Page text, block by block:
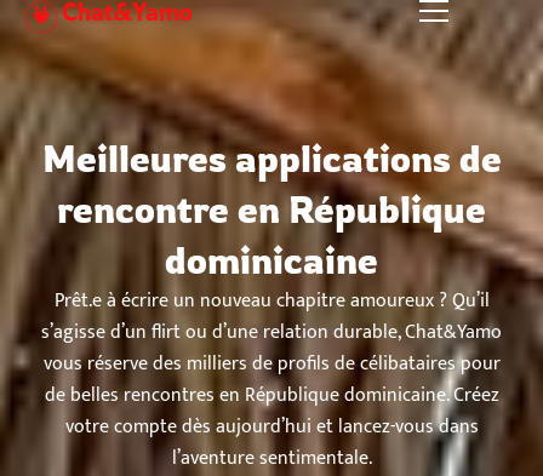
Aller
contenu
Chat&Yamo
Meilleures applications de
rencontre en République
dominicaine
Prêt.e à écrire un nouveau chapitre amoureux ? Qu’il
s’agisse d’un flirt ou d’une relation durable, Chat&Yamo
vous réserve des milliers de profils de célibataires pour
de belles rencontres en République dominicaine. Créez
votre compte dès aujourd’hui et lancez-vous dans
l’aventure sentimentale.